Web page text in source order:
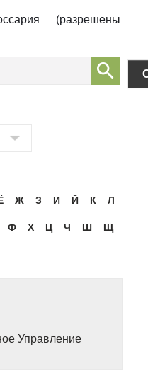
(разрешены
Ж З И Й К
Л
Ф Х Ц Ч Ш
Щ
Управление